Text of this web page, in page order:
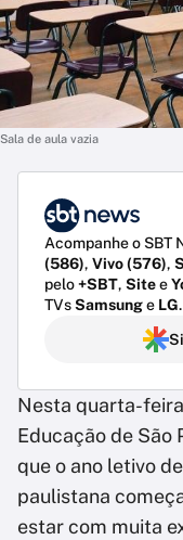
Sala de aula vazia
Acompanhe o SBT
(586), Vivo (576),
pelo+SBT, Sitee
TVsSamsunge LG.
Nesta quarta-
Educação de São
que o ano letivo
paulistana
estar com muita